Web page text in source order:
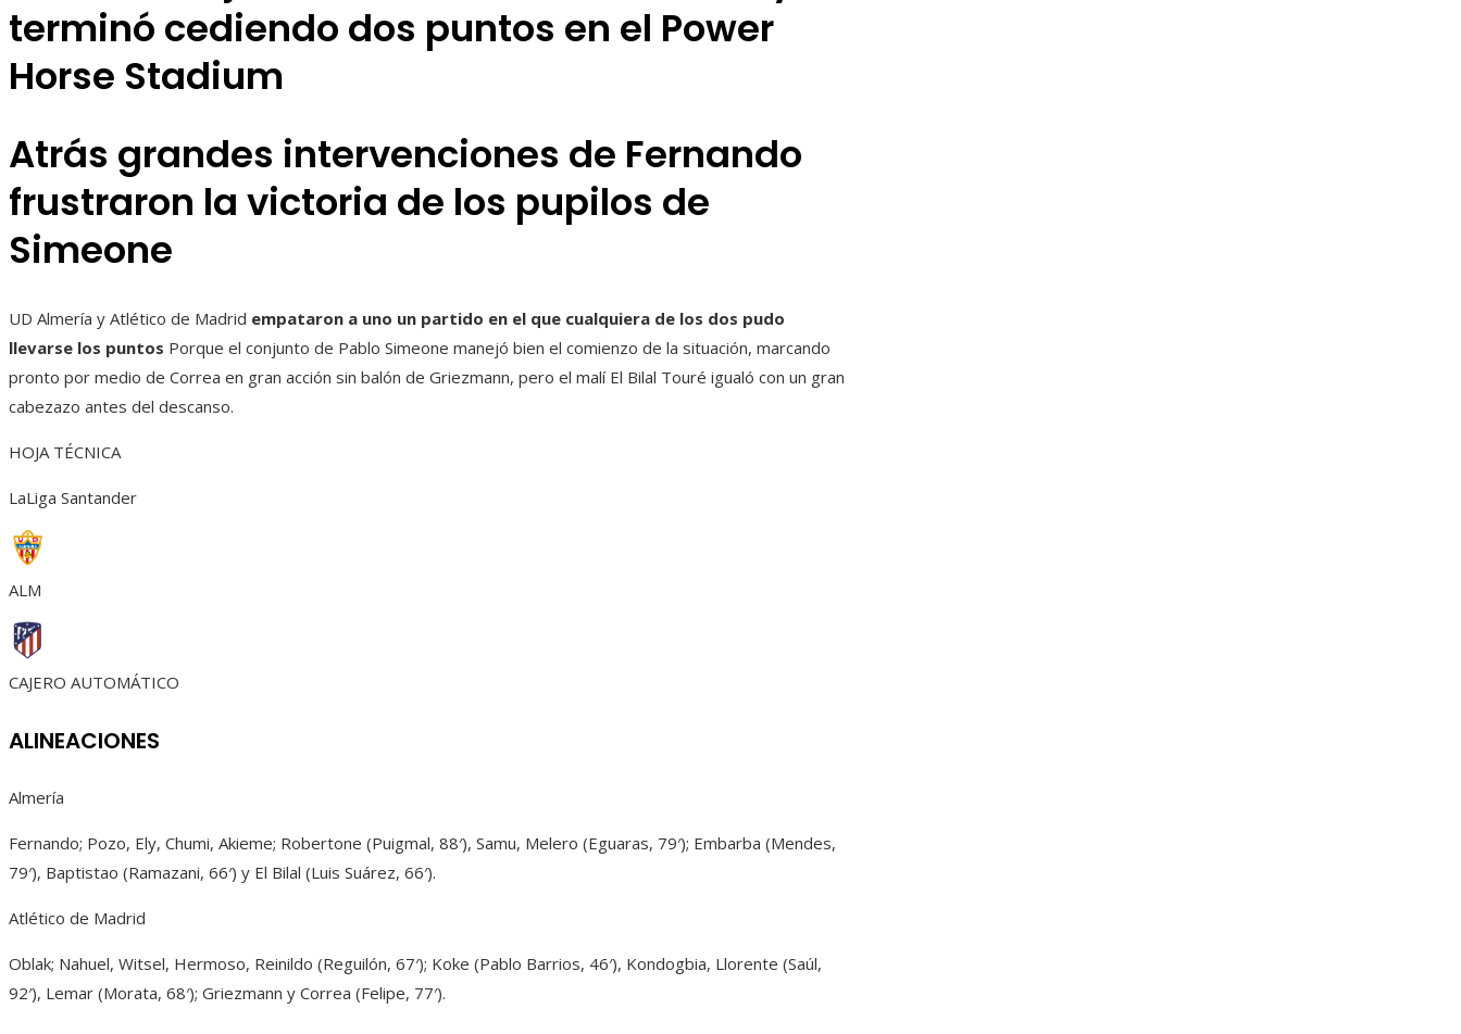
terminó cediendo dos puntos en el Power
Horse Stadium
Atrás grandes intervenciones de Fernando
frustraron la victoria de los pupilos de
Simeone
UD Almería y Atlético de Madrid empataron a uno un partido en el que cualquiera de los dos pudo
llevarse los puntos Porque el conjunto de Pablo Simeone manejó bien el comienzo de la situación, marcando
pronto por medio de Correa en gran acción sin balón de Griezmann, pero el malí El Bilal Touré igualó con un gran
cabezazo antes del descanso.
HOJA TÉCNICA
LaLiga Santander
ALM
CAJERO AUTOMÁTICO
ALINEACIONES
Almería
Fernando; Pozo, Ely, Chumi, Akieme; Robertone (Puigmal, 88′), Samu, Melero (Eguaras, 79′); Embarba (Mendes,
79′), Baptistao (Ramazani, 66′) y El Bilal (Luis Suárez, 66′).
Atlético de Madrid
Oblak; Nahuel, Witsel, Hermoso, Reinildo (Reguilón, 67′); Koke (Pablo Barrios, 46′), Kondogbia, Llorente (Saúl,
92′), Lemar (Morata, 68′); Griezmann y Correa (Felipe, 77′).